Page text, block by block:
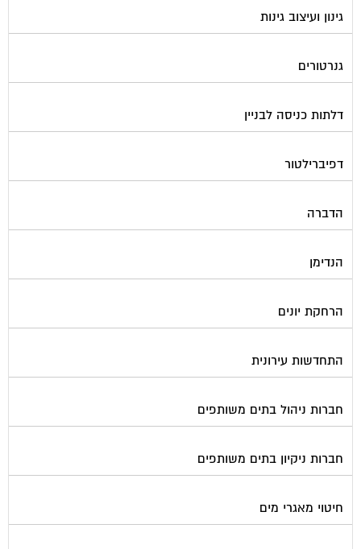
גינון ועיצוב גינות
גנרטורים
דלתות כניסה לבניין
דפיברילטור
הדברה
הנדימן
הרחקת יונים
התחדשות עירונית
חברות ניהול בתים משותפים
חברות ניקיון בתים משותפים
חיטוי מאגרי מים